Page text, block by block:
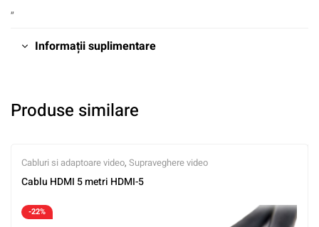
„
Informații suplimentare
Produse similare
Cabluri si adaptoare video, Supraveghere video
Cablu HDMI 5 metri HDMI-5
-22%